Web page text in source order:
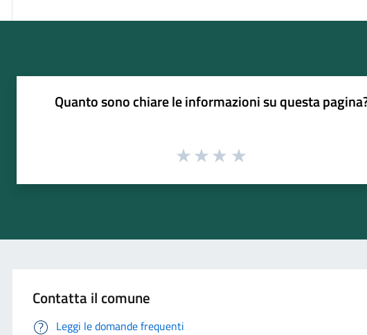
Quanto sono chiare le informazioni su questa
Contatta il comune
Leggi le domande frequenti